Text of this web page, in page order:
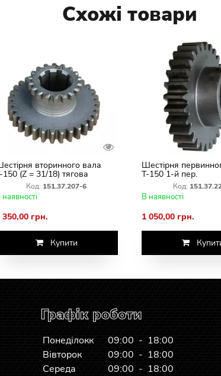
Схожі товари
вторинного вала
150 (Z = 31/18) тягова
151.37.207-6 КПП
Код: 151.37.207-6
наявності
350,00 грн.
Купити
Шестірня
Т-150 1-й пер.
тягнут.151.37.220-2
Код:
В наявності
1 050,00 грн.
Графік роботи
Понеділокк
09:00 - 18:00
Вівторок
09:00 - 18:00
Середа
09:00 - 18:00